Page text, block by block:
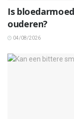
Is
ouderen?
04/08/2026